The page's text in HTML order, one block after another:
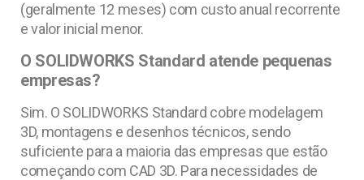
(geralmente 12 meses) com custo anual recorrente
e valor inicial menor.
O SOLIDWORKS Standard atende pequenas
empresas?
Sim. O SOLIDWORKS Standard cobre modelagem
3D, montagens e desenhos técnicos, sendo
suficiente para a maioria das empresas que estão
começando com CAD 3D. Para necessidades de